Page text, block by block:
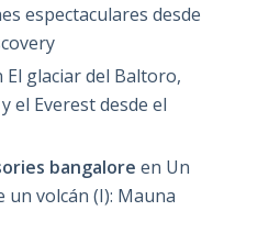
espectaculares desde
El glaciar del Baltoro,
el Everest desde el
bangalore en Un
volcán (I): Mauna